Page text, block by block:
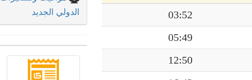
03:52
05:49
12:50
الدولي الجديد